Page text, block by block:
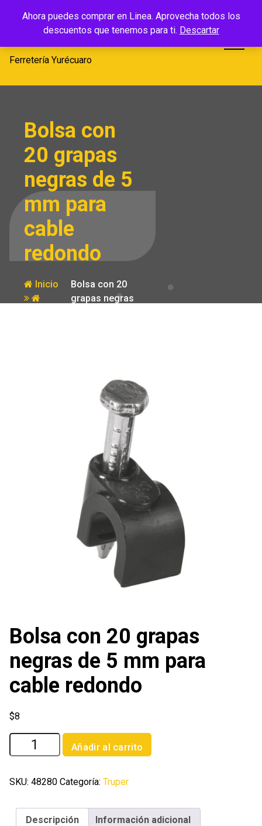
Ahora puedes comprar en Linea. Aprovecha todos los
descuentos que tenemos para ti. Descartar
Ferretería
Yurécuaro
Ferretería Yurécuaro
Bolsa con
20 grapas
negras de 5
mm para
cable
redondo
Inicio
Bolsa con 20
grapas negras
Bolsa con 20 grapas
negras de 5 mm para
cable redondo
$8
Bolsa
con
grapas
de
Añadir al carrito
SKU: 48280 Categoría: Truper
Descripción Información adicional